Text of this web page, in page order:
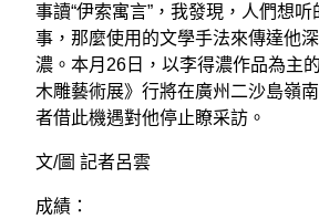
事讀“伊索寓言”，我發現，人們想
事，那麼使用的文學手法來傳達他
濃。本月26日，以李得濃作品為主
木雕藝術展》行將在廣州二沙島嶺
者借此機遇對他停止瞭采訪。
文/圖 記者呂雲
成績：